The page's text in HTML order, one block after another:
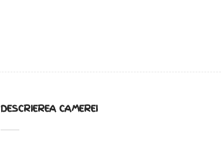
DESCRIEREA CAMEREI